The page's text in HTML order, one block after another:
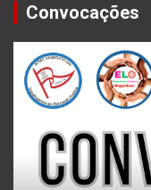
Convocações